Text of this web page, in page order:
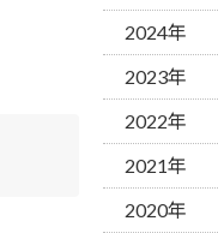
2024年
2023年
2022年
2021年
2020年